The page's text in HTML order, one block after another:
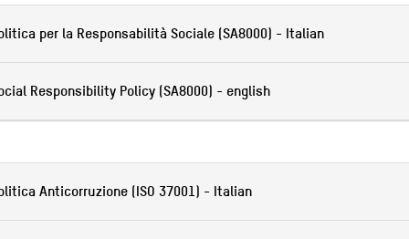
per la Responsabilità Sociale (SA8000) - Italian
Responsibility Policy (SA8000) - english
Anticorruzione (ISO 37001) - Italian